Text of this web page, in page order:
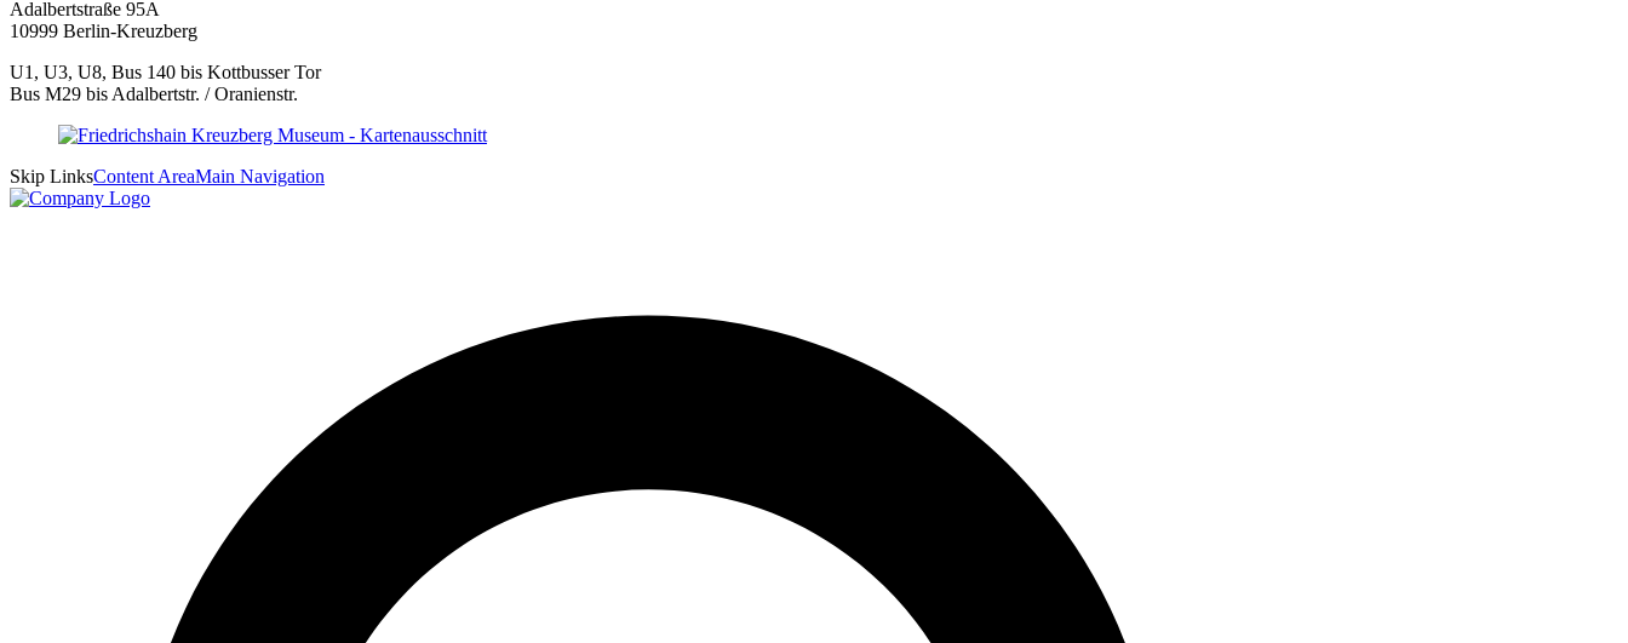
Adalbertstraße 95A
10999 Berlin-Kreuzberg
U1, U3, U8, Bus 140 bis Kottbusser Tor
Bus M29 bis Adalbertstr. / Oranienstr.
Skip LinksContent AreaMain Navigation